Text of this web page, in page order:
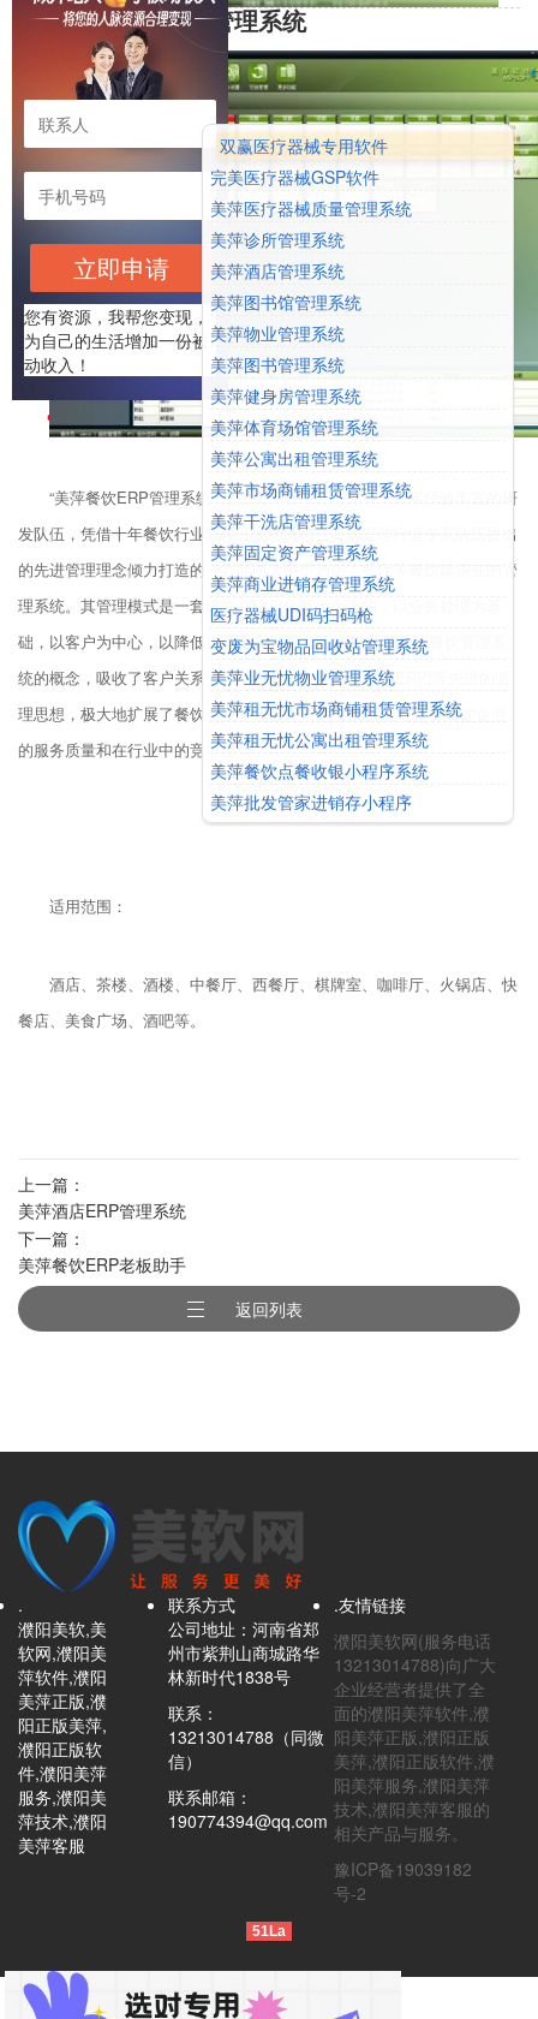
美萍餐饮ERP管理系统
“美萍餐饮ERP管理系统” 是由美萍软件公司拥有十余年经验
丰富的研发队伍，凭借十年餐饮行业软件开发经验结合餐饮管理
行业专家队伍提出的先进管理理念倾力打造的一款面向大中型酒
店、餐厅等餐饮娱乐业的管理系统。其管理模式是一套建立在信
息化基础之上的，以业务处理为基础，以客户为中心，以降低成
本提高利润为目标,超越了传统餐饮管理系统的概念，吸收了客户
关系管理(CRM)，企业资源计划(ERP)等先进的管理思想，极大
地扩展了餐饮企业管理信息化的范围,并更终提升餐饮企业的服务
质量和在行业中的竞争优势。
适用范围：
酒店、茶楼、酒楼、中餐厅、西餐厅、棋牌室、咖啡厅、火锅
店、快餐店、美食广场、酒吧等。
市场价：2980
官网价：1980
“美萍餐饮ERP管理系统” 是由美萍软件公司拥有十余年经验丰富的研
发队伍，凭借十年餐饮行业软件开发经验结合餐饮管理行业专家队伍提出
的先进管理理念倾力打造的一款面向大中型酒店、餐厅等餐饮娱乐业的管
理系统。其管理模式是一套建立在信息化基础之上的，以业务处理为基
础，以客户为中心，以降低成本提高利润为目标,超越了传统餐饮管理系
统的概念，吸收了客户关系管理(CRM)，企业资源计划(ERP)等先进的管
理思想，极大地扩展了餐饮企业管理信息化的范围,并更终提升餐饮企业
的服务质量和在行业中的竞争优势。
适用范围：
酒店、茶楼、酒楼、中餐厅、西餐厅、棋牌室、咖啡厅、火锅店、快
餐店、美食广场、酒吧等。
上一篇：
美萍酒店ERP管理系统
下一篇：
美萍餐饮ERP老板助手
返回列表
.
濮阳美软,美
软网,濮阳美
萍软件,濮阳
美萍正版,濮
阳正版美萍,
濮阳正版软
件,濮阳美萍
服务,濮阳美
萍技术,濮阳
美萍客服
联系方式
公司地址：河南省郑
州市紫荆山商城路华
林新时代1838号
联系：
13213014788（同微
信）
联系邮箱：
190774394@qq.com
.友情链接
濮阳美软网(服务电话
13213014788)向广大
企业经营者提供了全
面的濮阳美萍软件,濮
阳美萍正版,濮阳正版
美萍,濮阳正版软件,濮
阳美萍服务,濮阳美萍
技术,濮阳美萍客服的
相关产品与服务。
豫ICP备19039182
号-2
51La
立即申请
您有资源，我帮您变现，
为自己的生活增加一份被
动收入！
双赢医疗器械专用软件
完美医疗器械GSP软件
美萍医疗器械质量管理系统
美萍诊所管理系统
美萍酒店管理系统
美萍图书馆管理系统
美萍物业管理系统
美萍图书管理系统
美萍健身房管理系统
美萍体育场馆管理系统
美萍公寓出租管理系统
美萍市场商铺租赁管理系统
美萍干洗店管理系统
美萍固定资产管理系统
美萍商业进销存管理系统
医疗器械UDI码扫码枪
变废为宝物品回收站管理系统
美萍业无忧物业管理系统
美萍租无忧市场商铺租赁管理系统
美萍租无忧公寓出租管理系统
美萍餐饮点餐收银小程序系统
美萍批发管家进销存小程序